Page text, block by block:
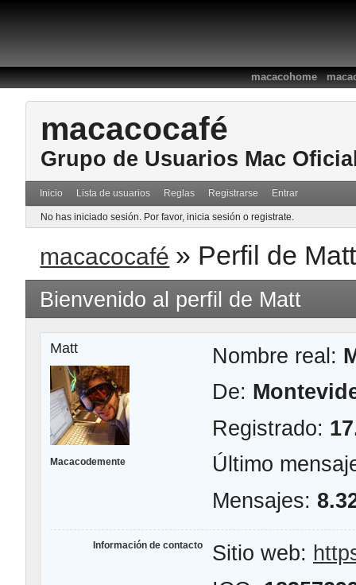
macacohome:
macacocafé
Grupo de Usuarios Mac
Inicio Lista de usuarios Reglas Registrarse Entrar
No has iniciado sesión. Por favor, inicia sesión o registrate.
macacocafé » Perfil de Matt
Bienvenido al perfil de Matt
Matt
Macacodemente
Nombre real:
De:
Registrado:
Último
Mensajes:
Información de contacto Sitio web: